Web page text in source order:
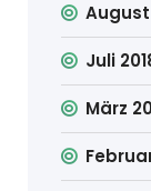
August
Juli
März